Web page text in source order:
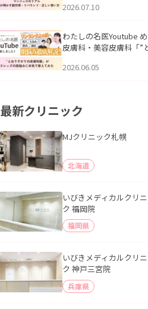
医師が明かす副作用・リ
公開いたしました。
2026.07.10
わたしの名医Youtube
皮膚科・美容皮膚科「”
ッズの肌悩みに本気で答
2026.06.05
最新クリニック
MJクリニック札幌
北海道
いびきメディカルクリ
ク 福岡院
福岡県
いびきメディカルクリ
ク 神戸三宮院
兵庫県